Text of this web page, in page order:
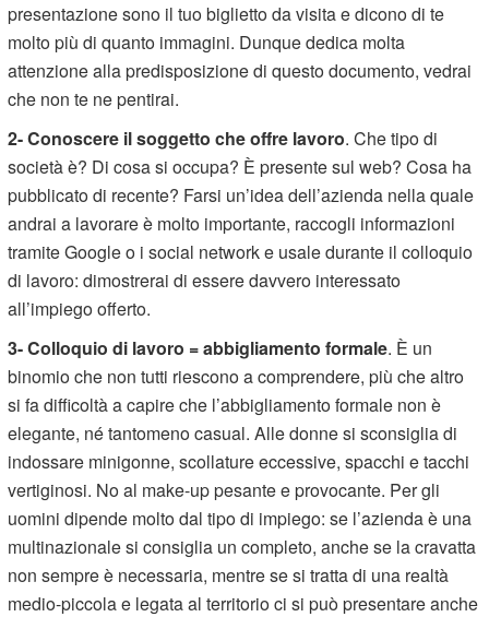
presentazione sono il tuo biglietto da visita e dicono di te
molto più di quanto immagini. Dunque dedica molta
attenzione alla predisposizione di questo documento, vedrai
che non te ne pentirai.
2-Conoscere il soggetto che offre lavoro. Che tipo di
società è? Di cosa si occupa? È presente sul web? Cosa ha
pubblicato di recente? Farsi un’idea dell’azienda nella quale
andrai a lavorare è molto importante, raccogli informazioni
tramite Google o i social network e usale durante il colloquio
di lavoro: dimostrerai di essere davvero interessato
all’impiego offerto.
3-Colloquio di lavoro = abbigliamento formale. È un
binomio che non tutti riescono a comprendere, più che altro
si fa difficoltà a capire che l’abbigliamento formale non è
elegante, né tantomeno casual. Alle donne si sconsiglia di
indossare minigonne, scollature eccessive, spacchi e tacchi
vertiginosi. No al make-up pesante e provocante. Per gli
uomini dipende molto dal tipo di impiego: se l’azienda è una
multinazionale si consiglia un completo, anche se la cravatta
non sempre è necessaria, mentre se si tratta di una realtà
medio-piccola e legata al territorio ci si può presentare anche